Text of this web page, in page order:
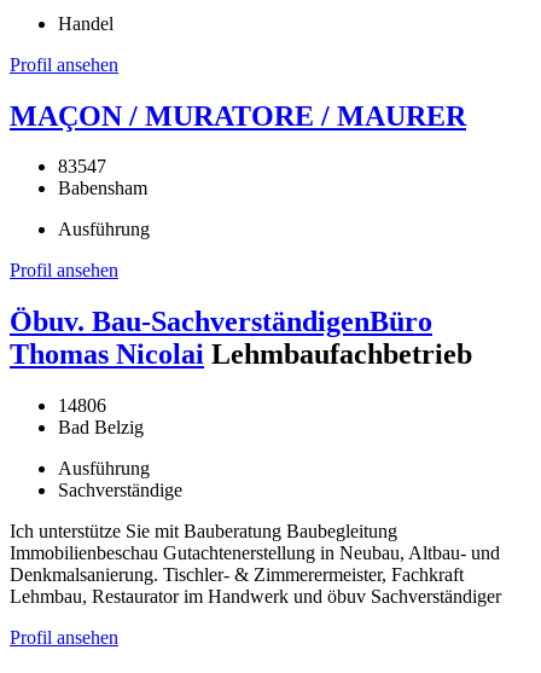
Handel
Profil ansehen
MAÇON / MURATORE / MAURER
83547
Babensham
Ausführung
Profil ansehen
Öbuv. Bau-SachverständigenBüro
Thomas Nicolai Lehmbaufachbetrieb
14806
Bad Belzig
Ausführung
Sachverständige
Ich unterstütze Sie mit Bauberatung Baubegleitung
Immobilienbeschau Gutachtenerstellung in Neubau, Altbau- und
Denkmalsanierung. Tischler- & Zimmerermeister, Fachkraft
Lehmbau, Restaurator im Handwerk und öbuv Sachverständiger
Profil ansehen